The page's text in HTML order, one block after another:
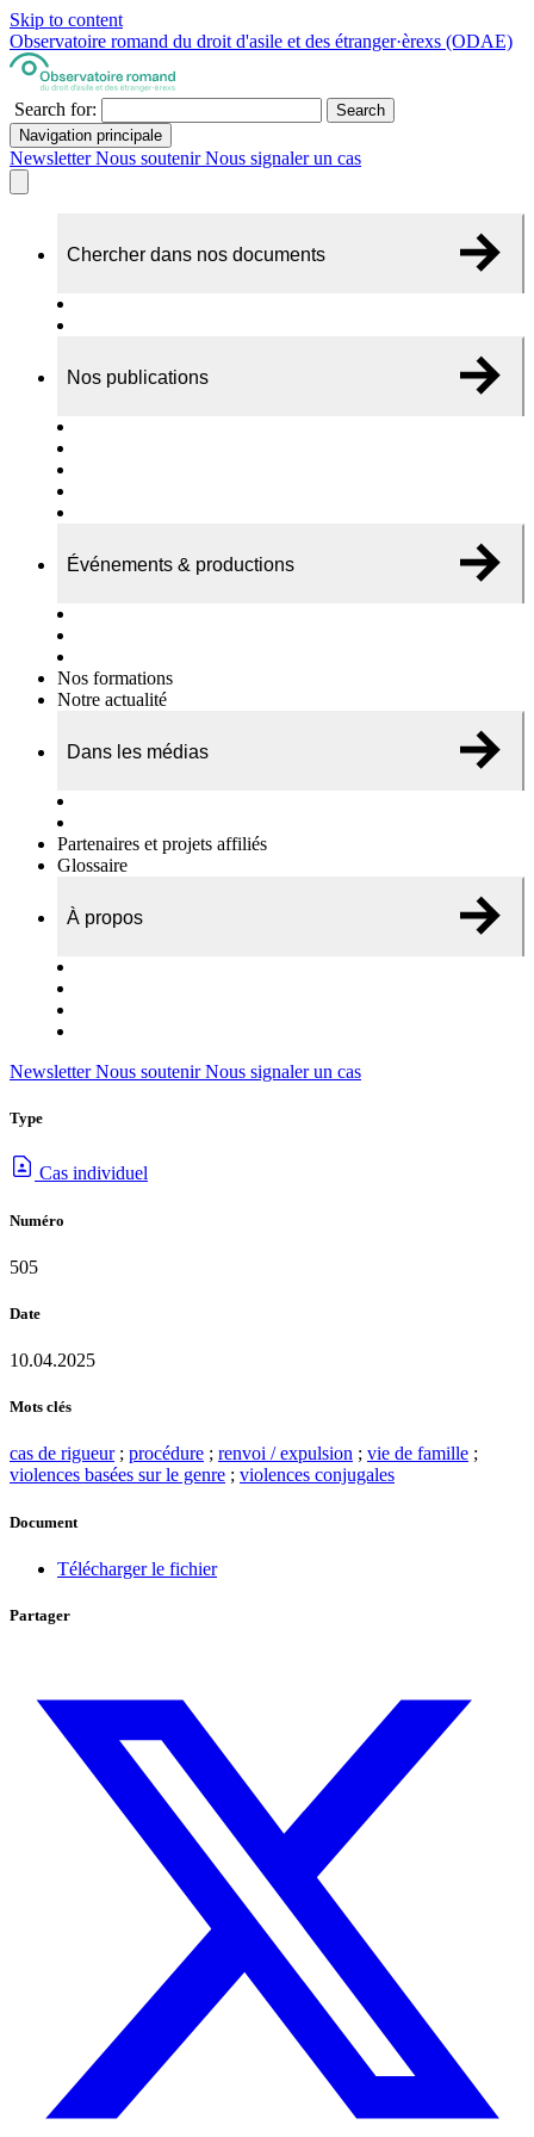
Skip to content
Observatoire romand du droit d'asile et des étranger·èrexs (ODAE)
Search for:
Search
Navigation principale
NewsletterNous soutenirNous signaler un cas
Chercher dans nos documents
Nos publications
Événements & productions
Nos formations
Notre actualité
Dans les médias
Partenaires et projets affiliés
Glossaire
À propos
NewsletterNous soutenirNous signaler un cas
Type
Cas individuel
Numéro
505
Date
10.04.2025
Mots clés
cas de rigueur; procédure ; renvoi / expulsion ; vie de famille ;
violences basées sur le genre ; violences conjugales
Document
Télécharger le fichier
Partager